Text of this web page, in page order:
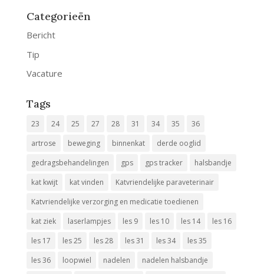
Categorieën
Bericht
Tip
Vacature
Tags
23 24 25 27 28 31 34 35
36
artrose
beweging binnenkat
derde ooglid
gedragsbehandelingen
gps gps tracker
halsbandje
kat kwijt
kat vinden
Katvriendelijke paraveterinair
Katvriendelijke verzorging en medicatie toedienen
kat ziek
laserlampjes les 9 les 10 les 14
les 16
les 17
les 25 les 28 les 31 les 34
les 35
les 36
loopwiel nadelen
nadelen halsbandje